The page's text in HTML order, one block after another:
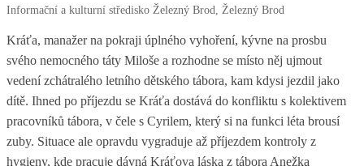
Informační a kulturní středisko Železný Brod, Železný Brod
Kráťa, manažer na pokraji úplného vyhoření, kývne na prosbu
svého nemocného táty Miloše a rozhodne se místo něj ujmout
vedení zchátralého letního dětského tábora, kam kdysi jezdil jako
dítě. Ihned po příjezdu se Kráťa dostává do konfliktu s kolektivem
pracovníků tábora, v čele s Cyrilem, který si na funkci léta brousí
zuby. Situace ale opravdu vygraduje až příjezdem kontroly z
hygieny, kde pracuje dávná Kráťova láska z tábora Anežka